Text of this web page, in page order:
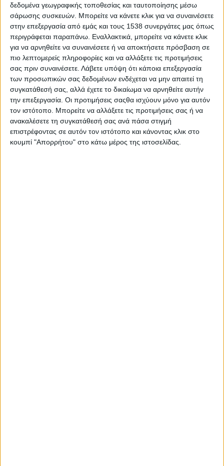
δεδομένα γεωγραφικής τοποθεσίας και ταυτοποίησης μέσω
σάρωσης συσκευών. Μπορείτε να κάνετε κλικ για να συναινέσετε
στην επεξεργασία από εμάς και τους 1538 συνεργάτες μας όπως
περιγράφεται παραπάνω. Εναλλακτικά, μπορείτε να κάνετε κλικ
για να αρνηθείτε να συναινέσετε ή να αποκτήσετε πρόσβαση σε
πιο λεπτομερείς πληροφορίες και να αλλάξετε τις προτιμήσεις
σας πριν συναινέσετε. Λάβετε υπόψη ότι κάποια επεξεργασία
των προσωπικών σας δεδομένων ενδέχεται να μην απαιτεί τη
συγκατάθεσή σας, αλλά έχετε το δικαίωμα να αρνηθείτε αυτήν
την επεξεργασία. Οι προτιμήσεις σαςθα ισχύουν μόνο για αυτόν
τον ιστότοπο. Μπορείτε να αλλάξετε τις προτιμήσεις σας ή να
ανακαλέσετε τη συγκατάθεσή σας ανά πάσα στιγμή
επιστρέφοντας σε αυτόν τον ιστότοπο και κάνοντας κλικ στο
κουμπί "Απορρήτου" στο κάτω μέρος της ιστοσελίδας.
Τεμπών. Καλούμε τις Ομοσπονδίες, τα Ν.Τ. της
Α.Δ.Ε.Δ.Υ., τα Πρωτοβάθμια Σωματεία και όλους
τους εργαζόμενους να δώσουν τη μάχη για την
επιτυχία της απεργίας, έτσι ώστε να μην υπάρξει
καμιά συγκάλυψη στο έγκλημα, στις αιτίες και τους
αυτουργούς και να αποδοθεί ΔΙΚΑΙΟΣΥΝΗ. ΣΤΙΣ 28
ΤΟΥ ΦΛΕΒΑΡΗ ΟΛΟΙ ΣΤΟΥΣ ΔΡΟΜΟΥΣ ΚΑΙ ΣΤΙΣ
ΣΥΓΚΕΝΤΡΩΣΕΙΣ».
Απεργιακές κινητοποιήσεις